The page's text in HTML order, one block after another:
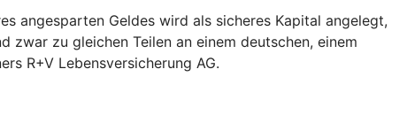
angesparten Geldes wird als sicheres Kapital angelegt,
zwar zu gleichen Teilen an einem deutschen, einem
R+V Lebensversicherung AG.